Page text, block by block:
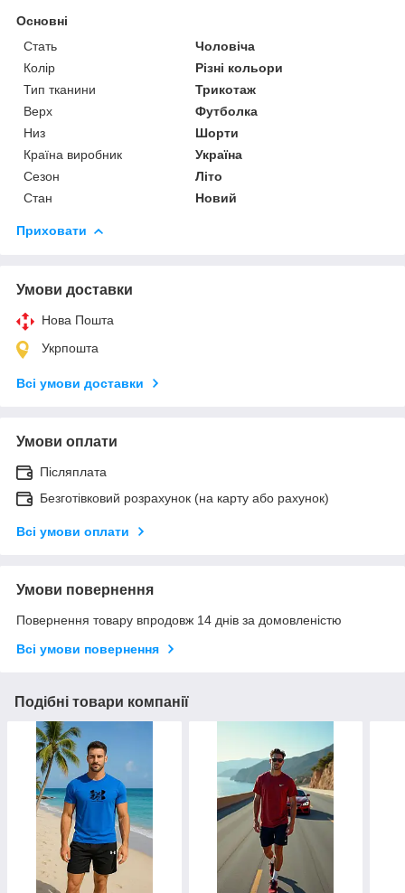
Основні
Стать
Чоловіча
Колір
Різні кольори
Тип тканини
Трикотаж
Верх
Футболка
Низ
Шорти
Країна виробник
Україна
Сезон
Літо
Стан
Новий
Приховати
Умови доставки
Нова Пошта
Укрпошта
Всі умови доставки
Умови оплати
Післяплата
Безготівковий розрахунок (на карту або рахунок)
Всі умови оплати
Умови повернення
Повернення товару впродовж 14 днів за домовленістю
Всі умови повернення
Подібні товари компанії